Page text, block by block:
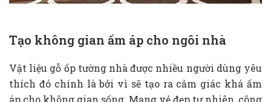
Tạo không gian ấm áp cho ngôi nhà
Vật liệu gỗ ốp tường nhà được nhiều người dùng yêu
thích đó chính là bởi vì sẽ tạo ra cảm giác khá ấm
áp cho không gian sống. Mang vẻ đẹp tự nhiên, công